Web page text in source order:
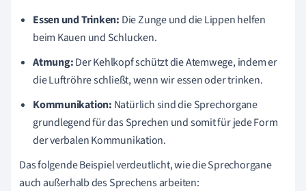
Essen und Trinken: Die Zunge und die Lippen helfen
beim Kauen und Schlucken.
Atmung:Der Kehlkopf schützt die Atemwege, indem er
die Luftröhre schließt, wenn wir essen oder trinken.
Kommunikation: Natürlich sind die Sprechorgane
grundlegend für das Sprechen und somit für jede Form
der verbalen Kommunikation.
Das folgende Beispiel verdeutlicht, wie die Sprechorgane
auch außerhalb des Sprechens arbeiten: